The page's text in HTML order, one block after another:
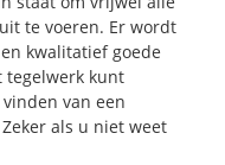
te voeren. Er wordt
kwalitatief goede
tegelwerk kunt
van een
als u niet weet